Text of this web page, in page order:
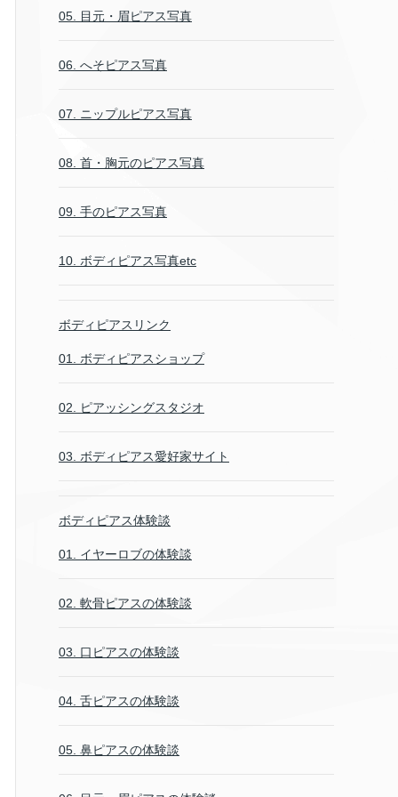
05. 目元・眉ピアス写真
06. へそピアス写真
07. ニップルピアス写真
08. 首・胸元のピアス写真
09. 手のピアス写真
10. ボディピアス写真etc
ボディピアスリンク
01. ボディピアスショップ
02. ピアッシングスタジオ
03. ボディピアス愛好家サイト
ボディピアス体験談
01. イヤーロブの体験談
02. 軟骨ピアスの体験談
03. 口ピアスの体験談
04. 舌ピアスの体験談
05. 鼻ピアスの体験談